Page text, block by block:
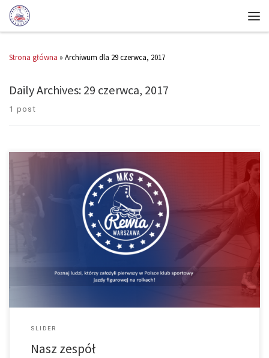
Strona główna » Archiwum dla 29 czerwca, 2017
Daily Archives:29 czerwca, 2017
1 post
SLIDER
Nasz zespół